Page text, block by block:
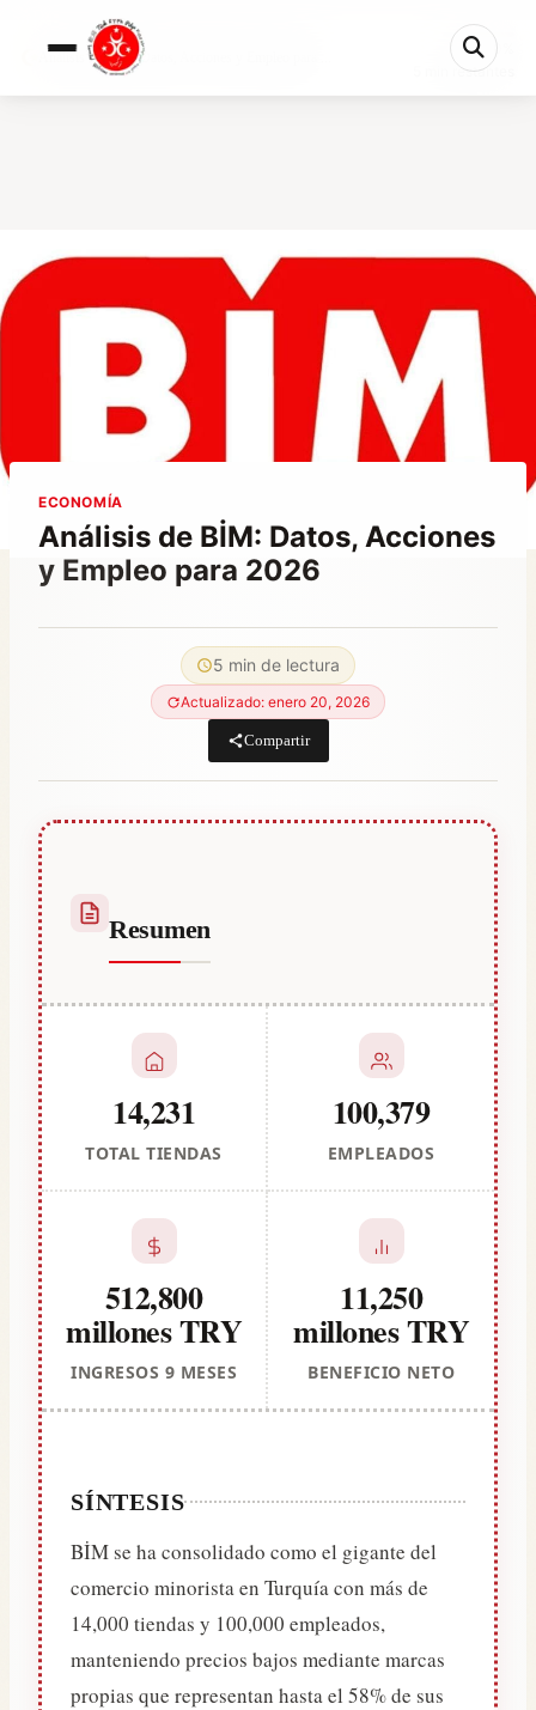
Análisis de BİM: Datos, Acciones y Empleo para ...
5 min restantes
ECONOMÍA
Análisis de BİM: Datos, Acciones
y Empleo para 2026
5 min de lectura
Actualizado: enero 20, 2026
Compartir
Resumen
14,231
TOTAL TIENDAS
100,379
EMPLEADOS
512,800
millones TRY
INGRESOS 9 MESES
11,250
millones TRY
BENEFICIO NETO
SÍNTESIS
BİM se ha consolidado como el gigante del
comercio minorista en Turquía con más de
14,000 tiendas y 100,000 empleados,
manteniendo precios bajos mediante marcas
propias que representan hasta el 58% de sus